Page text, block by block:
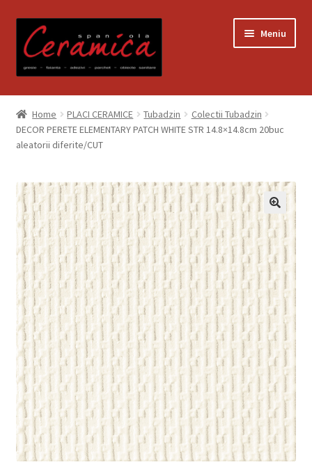
la
navigare
la
conținut
Meniu
Prima pagină
Blog
Contul meu
Coș
Despre noi
Informatii
Plata si Livrare
Politică de confidențialitate
Politica de cookie
Termeni si conditii
Home PLACI CERAMICE Tubadzin
Colectii Tubadzin
DECOR PERETE ELEMENTARY PATCH WHITE STR 14.8×14.8cm 20buc
aleatorii diferite/CUT